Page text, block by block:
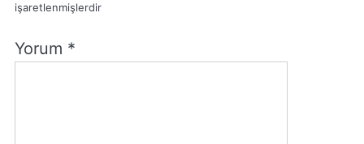
işaretlenmişlerdir
Yorum *